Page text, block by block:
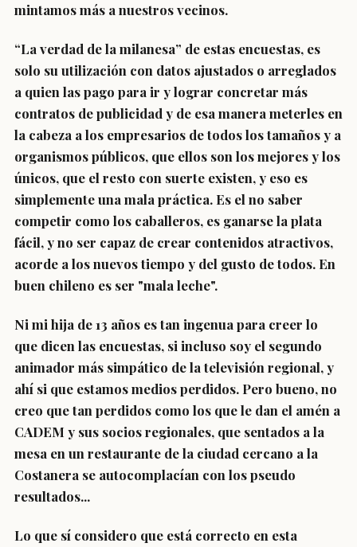
mintamos más a nuestros vecinos.
“La verdad de la milanesa” de estas encuestas, es
solo su utilización con datos ajustados o arreglados
a quien las pago para ir y lograr concretar más
contratos de publicidad y de esa manera meterles en
la cabeza a los empresarios de todos los tamaños y a
organismos públicos, que ellos son los mejores y los
únicos, que el resto con suerte existen, y eso es
simplemente una mala práctica. Es el no saber
competir como los caballeros, es ganarse la plata
fácil, y no ser capaz de crear contenidos atractivos,
acorde a los nuevos tiempo y del gusto de todos. En
buen chileno es ser "mala leche".
Ni mi hija de 13 años es tan ingenua para creer lo
que dicen las encuestas, si incluso soy el segundo
animador más simpático de la televisión regional, y
ahí si que estamos medios perdidos. Pero bueno, no
creo que tan perdidos como los que le dan el amén a
CADEM y sus socios regionales, que sentados a la
mesa en un restaurante de la ciudad cercano a la
Costanera se autocomplacían con los pseudo
resultados...
Lo que sí considero que está correcto en esta